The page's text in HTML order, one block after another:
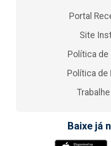
Portal
Site
Política de
Política de
Baixe já